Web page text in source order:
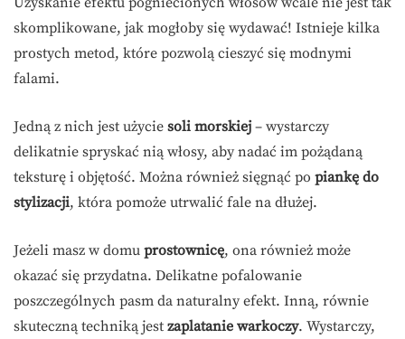
skomplikowane, jak mogłoby się wydawać! Istnieje kilka
prostych metod, które pozwolą cieszyć się modnymi
falami.
Jedną z nich jest użycie soli morskiej – wystarczy
delikatnie spryskać nią włosy, aby nadać im pożądaną
teksturę i objętość. Można również sięgnąć po piankę do
stylizacji, która pomoże utrwalić fale na dłużej.
Jeżeli masz w domu prostownicę, ona również może
okazać się przydatna. Delikatne pofalowanie
poszczególnych pasm da naturalny efekt. Inną, równie
skuteczną techniką jest zaplatanie warkoczy. Wystarczy,